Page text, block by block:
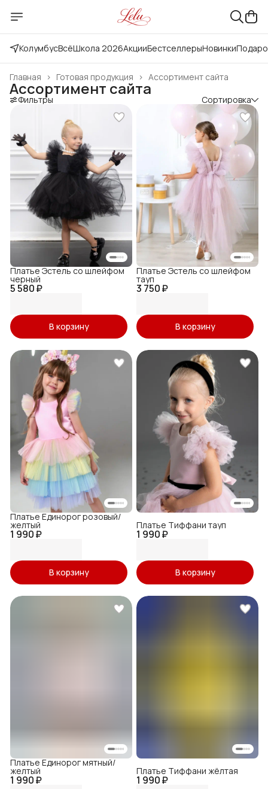
КолумбусВсёШкола 2026АкцииБестселлерыНовинки
Ассортимент сайта
Готовая продукция ›
Главная ›
Ассортимент сайта
Фильтры Сортировка
5 580 ₽
Платье Эстель со шлейфом
черный
В корзину
3 750 ₽
Платье Эстель со шлейфом
тауп
В корзину
1 990 ₽
Платье Единорог розовый/
желтый
В корзину
1 990 ₽
Платье Тиффани тауп
В корзину
1 990 ₽
Платье Единорог мятный/
желтый
1 990 ₽
Платье Тиффани жёлтая